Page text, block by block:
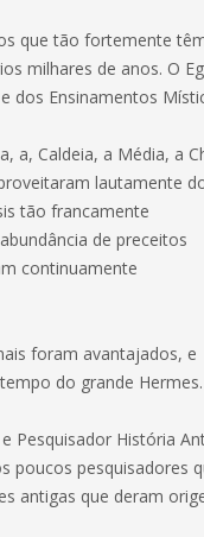
que tão fortemente
milhares de anos. O
dos Ensinamentos
a, Caldeia, a Média, a
lautamente
tão francamente
de preceitos
continuamente
foram avantajados, e
do grande
Pesquisador História
poucos pesquisadores
antigas que deram